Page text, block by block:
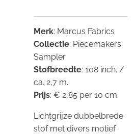
Merk: Marcus Fabrics
Collectie: Piecemakers
Sampler
Stofbreedte: 108 inch. /
ca. 2,7 m.
Prijs: € 2,85 per 10 cm.
Lichtgrijze dubbelbrede
stof met divers motief